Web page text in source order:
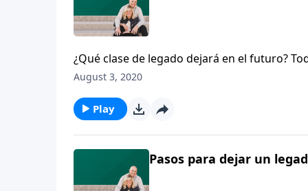
¿Qué clase de legado dejará en el futuro?
Dennis Rainey comparte tres puntos
Hace poco preguntamos a un grupo de
¿qué palabra sería esa?
August 3, 2020
Play
Pasos para dejar un